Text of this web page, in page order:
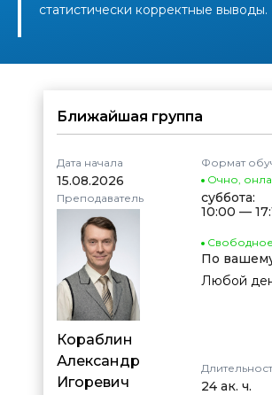
статистически корректные выводы.
Ближайшая группа
Дата начала
15.08.2026
Преподаватель
Кораблин
Александр
Игоревич
Формат
Очно,
суббота:
10:00 —
По
Любой
24 ак. ч.